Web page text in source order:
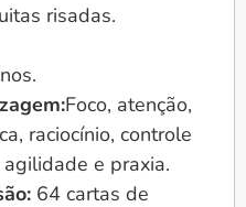
risadas.
Foco, atenção,
raciocínio, controle
e praxia.
64 cartas de